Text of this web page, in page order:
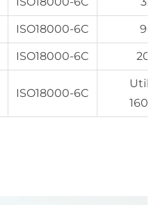
ISO18000-6C 96
ISO18000-6C
ISO18000-6C
160/